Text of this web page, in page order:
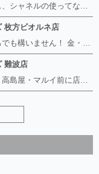
高価買取！！ルイヴィトン、エルメス、シャネルの使ってないものなど ブランドハンズならボロボロでも構いません。 他店に断られたものも当店ならお買取り可能です！ ロレックスやフェンディ、グッチも大歓迎です！ ブランド品や貴金属、時計、宝石、ダイヤモンドは特に高価買取ですのでお査定だけでもお待ちしております。
枚方ビオルネ店
高価買取のブランドハンズはぼろぼろでも構いません！ 金・貴金属、ルイヴィトンやエルメス、シャネルの使ってないものはございませんか？ 他店に断られたものも当店ならお買取り可能です！ ロレックスやフェンディ、グッチも大歓迎！ ブランド品や貴金属、時計、宝石、ダイヤモンドは特に高価買取ですがブランド食器、スマホ、美容機器、銀製品など幅広く取り扱っております。
難波店
ブランドハンズ難波店は戎橋商店街、高島屋・マルイ前に店舗があります！ ボロボロのルイヴィトン、エルメス、シャネルも高価買取！！ ぼろぼろのものでもブランドハンズなら高くお買取り致します！ ブランド香水や化粧品、動かない時計、ロレックスは特に高価買取です。 貴金属や宝石、ダイヤモンドの鑑定書がないものでもしっかり見させて頂きます。 是非お気軽にお越しください。